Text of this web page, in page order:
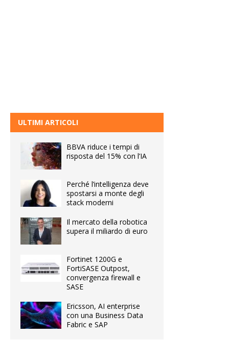
ULTIMI ARTICOLI
BBVA riduce i tempi di
risposta del 15% con l’IA
Perché l’intelligenza deve
spostarsi a monte degli
stack moderni
Il mercato della robotica
supera il miliardo di euro
Fortinet 1200G e
FortiSASE Outpost,
convergenza firewall e
SASE
Ericsson, AI enterprise
con una Business Data
Fabric e SAP